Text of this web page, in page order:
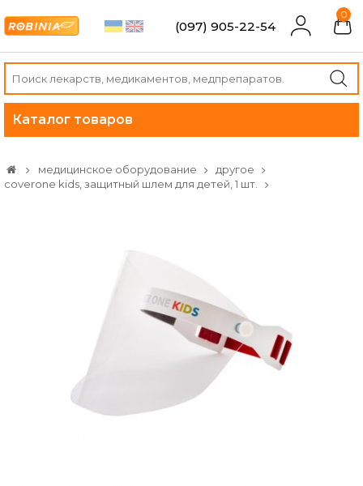
(097) 905-22-54
0
Каталог товаров
медицинское оборудование
другое
coverone kids, защитный шлем для детей, 1 шт.